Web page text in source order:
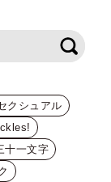
クシュアル
十一文字